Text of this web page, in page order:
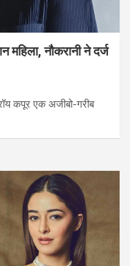
नौकरानी ने दर्ज
कपूर एक अजीबो-गरीब